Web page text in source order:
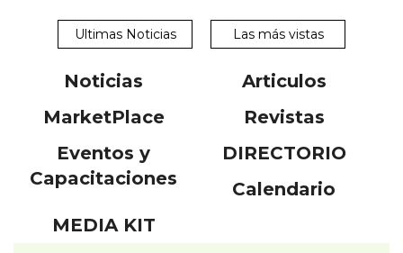
Ultimas Noticias Las más vistas
Noticias
Articulos
MarketPlace
Revistas
Eventos y
Capacitaciones
DIRECTORIO
Calendario
MEDIA KIT